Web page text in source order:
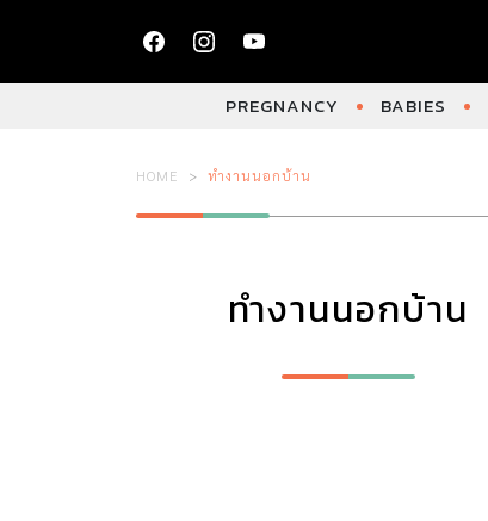
PREGNANCY BABIES
HOME ทำงานนอกบ้าน
ทำงานนอกบ้าน